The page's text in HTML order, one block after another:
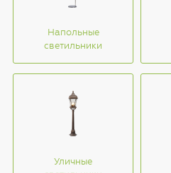
Напольные
светильники
Уличные